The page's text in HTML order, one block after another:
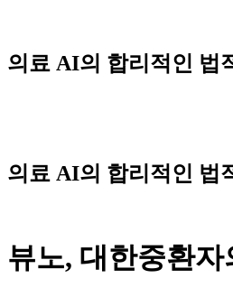
content
의료 AI의 합리적인 법
의료 AI의 합리적인 법
뷰노, 대한중환